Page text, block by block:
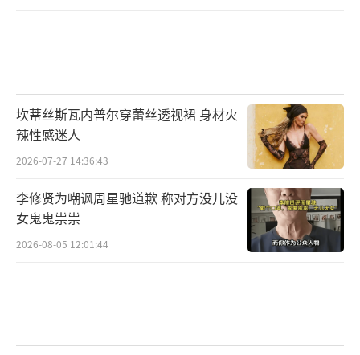
坎蒂丝斯瓦内普尔穿蕾丝透视裙 身材火
辣性感迷人
2026-07-27 14:36:43
李修贤为嘲讽周星驰道歉 称对方没儿没
女鬼鬼祟祟
2026-08-05 12:01:44